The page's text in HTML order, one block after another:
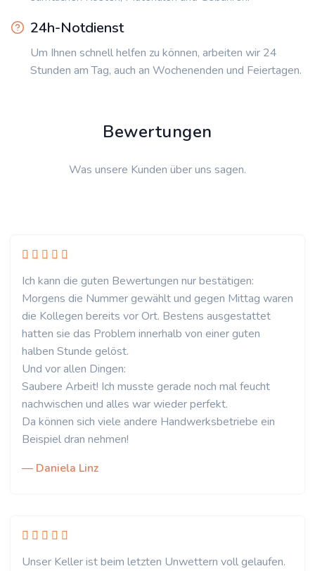
24h-Notdienst
Um Ihnen schnell helfen zu können, arbeiten wir 24
Stunden am Tag, auch an Wochenenden und Feiertagen.
Bewertungen
Was unsere Kunden über uns sagen.
Ich kann die guten Bewertungen nur bestätigen:
Morgens die Nummer gewählt und gegen Mittag waren
die Kollegen bereits vor Ort. Bestens ausgestattet
hatten sie das Problem innerhalb von einer guten
halben Stunde gelöst.
Und vor allen Dingen:
Saubere Arbeit! Ich musste gerade noch mal feucht
nachwischen und alles war wieder perfekt.
Da können sich viele andere Handwerksbetriebe ein
Beispiel dran nehmen!
— Daniela Linz
Unser Keller ist beim letzten Unwettern voll gelaufen.